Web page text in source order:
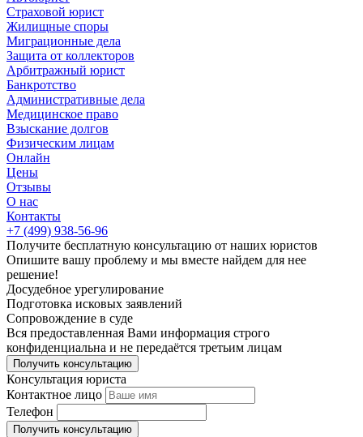
Страховой юрист
Жилищные споры
Миграционные дела
Защита от коллекторов
Арбитражный юрист
Банкротство
Административные дела
Медицинское право
Взыскание долгов
Физическим лицам
Онлайн
Цены
Отзывы
О нас
Контакты
+7 (499) 938-56-96
Получите бесплатную консультацию от наших юристов
Опишите вашу проблему и мы вместе найдем для нее
решение!
Досудебное урегулирование
Подготовка исковых заявлений
Сопровождение в суде
Вся предоставленная Вами информация строго
конфиденциальна и не передаётся третьим лицам
Получить консультацию
Консультация юриста
Контактное лицо
Телефон
Получить консультацию